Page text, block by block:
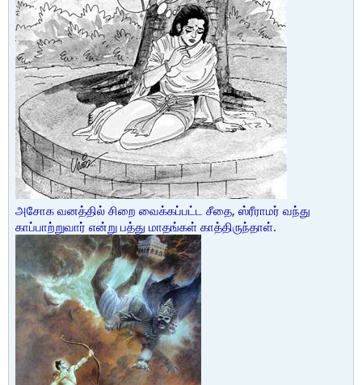
அசோக வனத்தில் சிறை வைக்கப்பட்ட சீதை, ஸ்ரீராமர் வந்து
காப்பாற்றுவார் என்று பத்து மாதங்கள் காத்திருந்தாள்.